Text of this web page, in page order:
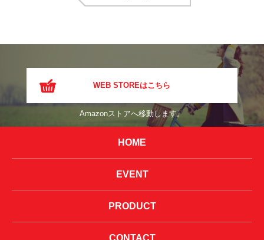
WEB STOREはこちら
Amazonストアへ移動します。
HOME
EVENT
PRODUCT
CONTACT